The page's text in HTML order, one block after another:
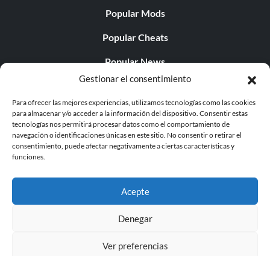
Gestionar el consentimiento
Para ofrecer las mejores experiencias, utilizamos tecnologías como las cookies
para almacenar y/o acceder a la información del dispositivo. Consentir estas
tecnologías nos permitirá procesar datos como el comportamiento de
navegación o identificaciones únicas en este sitio. No consentir o retirar el
consentimiento, puede afectar negativamente a ciertas características y
funciones.
Acepte
Denegar
Ver preferencias
Popular Mods
Popular Cheats
Popular News
Popular Editorials
Popular Free Games
LATEST UPDATES
© 1998 - 2026 MegaGames.com All rights reserved